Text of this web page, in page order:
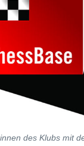
des Klubs mit